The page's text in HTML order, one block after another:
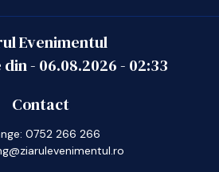
Evenimentul
- 06.08.2026- 02:33
Contact
0752 266 266